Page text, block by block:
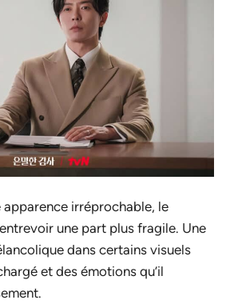
irréprochable, le
une part plus fragile. Une
dans certains visuels
et des émotions qu’il